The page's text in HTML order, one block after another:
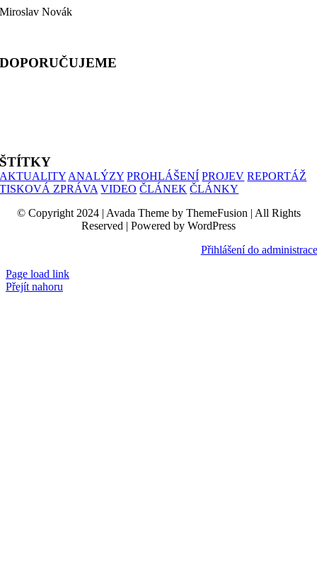
Miroslav Novák
DOPORUČUJEME
ŠTÍTKY
AKTUALITY ANALÝZY PROHLÁŠENÍ PROJEV REPORTÁŽ
TISKOVÁ ZPRÁVA VIDEO ČLÁNEK ČLÁNKY
© Copyright 2024 | Avada Theme by ThemeFusion | All Rights
Reserved | Powered by WordPress
Přihlášení do administrace
Page load link
Přejít nahoru